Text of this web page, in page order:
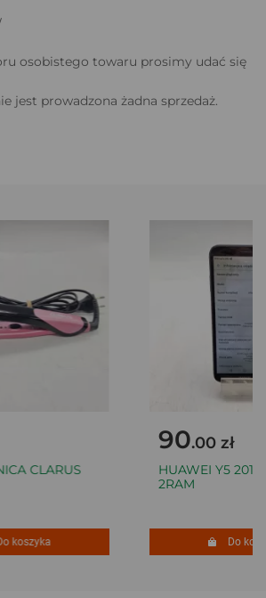
osobistego towaru prosimy udać się
jest prowadzona żadna sprzedaż.
CLARUS
koszyka
90.00 zł
HUAWEI Y5 2018
2RAM
Do